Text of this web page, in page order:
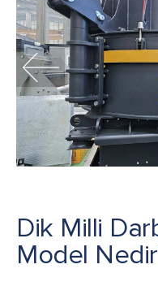
Dik Milli
Model